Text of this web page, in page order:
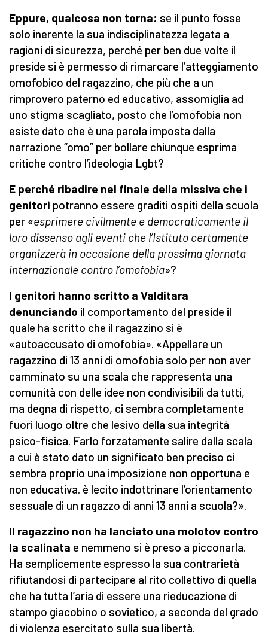
Eppure, qualcosa non torna: se il punto fosse
solo inerente la sua indisciplinatezza legata a
ragioni di sicurezza, perché per ben due volte il
preside si è permesso di rimarcare l’atteggiamento
omofobico del ragazzino, che più che a un
rimprovero paterno ed educativo, assomiglia ad
uno stigma scagliato, posto che l’omofobia non
esiste dato che è una parola imposta dalla
narrazione “omo” per bollare chiunque esprima
critiche contro l’ideologia Lgbt?
E perché ribadire nel finale della missiva che i
genitori potranno essere graditi ospiti della scuola
per «esprimere civilmente e democraticamente il
loro dissenso agli eventi che l’Istituto certamente
organizzerà in occasione della prossima giornata
internazionale contro l’omofobia»?
I genitori hanno scritto a Valditara
denunciando il comportamento del preside il
quale ha scritto che il ragazzino si è
«autoaccusato di omofobia». «Appellare un
ragazzino di 13 anni di omofobia solo per non aver
camminato su una scala che rappresenta una
comunità con delle idee non condivisibili da tutti,
ma degna di rispetto, ci sembra completamente
fuori luogo oltre che lesivo della sua integrità
psico-fisica. Farlo forzatamente salire dalla scala
a cui è stato dato un significato ben preciso ci
sembra proprio una imposizione non opportuna e
non educativa. è lecito indottrinare l’orientamento
sessuale di un ragazzo di anni 13 anni a scuola?».
Il ragazzino non ha lanciato una molotov contro
la scalinata e nemmeno si è preso a picconarla.
Ha semplicemente espresso la sua contrarietà
rifiutandosi di partecipare al rito collettivo di quella
che ha tutta l’aria di essere una rieducazione di
stampo giacobino o sovietico, a seconda del grado
di violenza esercitato sulla sua libertà.